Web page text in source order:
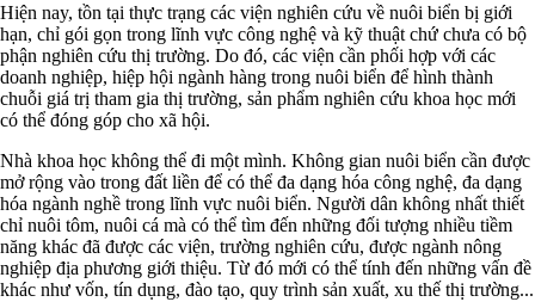
Hiện nay, tồn tại thực trạng các viện nghiên cứu về nuôi biển bị giới
hạn, chỉ gói gọn trong lĩnh vực công nghệ và kỹ thuật chứ chưa có bộ
phận nghiên cứu thị trường. Do đó, các viện cần phối hợp với các
doanh nghiệp, hiệp hội ngành hàng trong nuôi biển để hình thành
chuỗi giá trị tham gia thị trường, sản phẩm nghiên cứu khoa học mới
có thể đóng góp cho xã hội.
Nhà khoa học không thể đi một mình. Không gian nuôi biển cần được
mở rộng vào trong đất liền để có thể đa dạng hóa công nghệ, đa dạng
hóa ngành nghề trong lĩnh vực nuôi biển. Người dân không nhất thiết
chỉ nuôi tôm, nuôi cá mà có thể tìm đến những đối tượng nhiều tiềm
năng khác đã được các viện, trường nghiên cứu, được ngành nông
nghiệp địa phương giới thiệu. Từ đó mới có thể tính đến những vấn đề
khác như vốn, tín dụng, đào tạo, quy trình sản xuất, xu thế thị trường...